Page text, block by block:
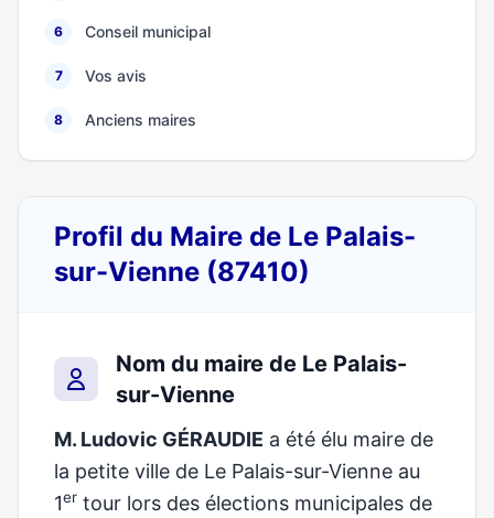
6 Conseil municipal
7 Vos avis
8 Anciens maires
Profil du Maire de Le Palais-
sur-Vienne (87410)
Nom du maire de Le Palais-
sur-Vienne
M. Ludovic GÉRAUDIE a été élu maire de
la petite ville de Le Palais-sur-Vienne au
1er tour lors des élections municipales de